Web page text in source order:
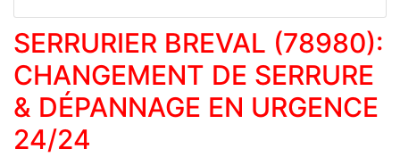
SERRURIER BREVAL (78980):
CHANGEMENT DE SERRURE
& DÉPANNAGE EN URGENCE
24/24